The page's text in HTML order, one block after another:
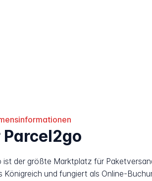
Parcel2go
ist der größte Marktplatz für
Königreich und fungiert als Online-